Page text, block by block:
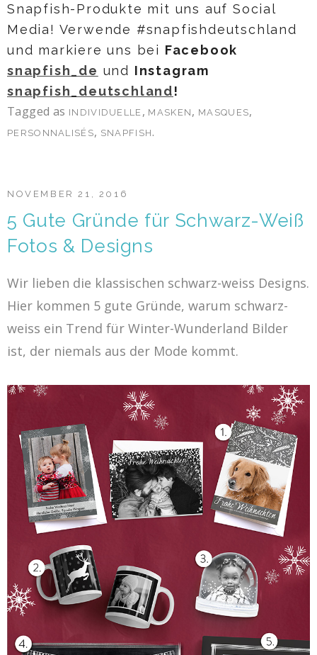
Snapfish-Produkte mit uns auf Social
Media! Verwende #snapfishdeutschland
und markiere uns bei Facebook
snapfish_de und Instagram
snapfish_deutschland!
Tagged as INDIVIDUELLE , MASKEN , MASQUES,
PERSONNALISÉS, SNAPFISH .
5 Gute Gründe für Schwarz-Weiß
Fotos & Designs
NOVEMBER 21, 2016
Wir lieben die klassischen schwarz-weiss Designs.
Hier kommen 5 gute Gründe, warum schwarz-
weiss ein Trend für Winter-Wunderland Bilder
ist, der niemals aus der Mode kommt.